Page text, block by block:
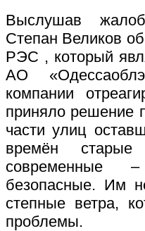
Выслушав
Степан Великов
РЭС , который
АО
компании
приняло решение
части улиц
времён старые
современные
безопасные. Им
степные ветра,
проблемы.